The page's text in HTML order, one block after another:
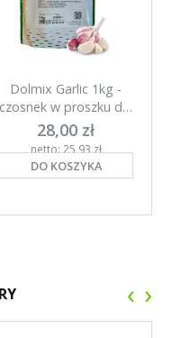
Dolmix Garlic 1kg -
czosnek w proszku dla
kur
28,00 zł
netto: 25,93 zł
DO KOSZYKA
‹ ›